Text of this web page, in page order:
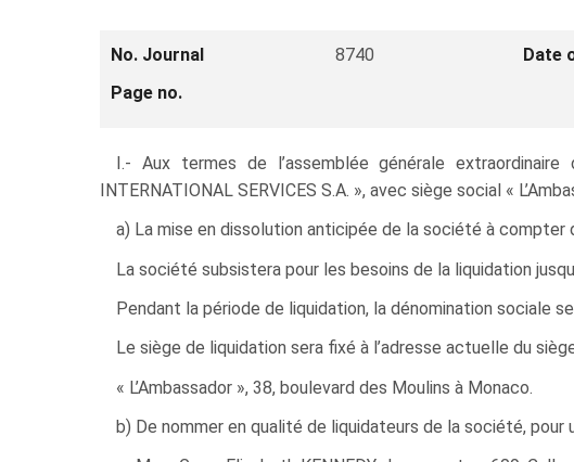
No. Journal 8740 Date
Page no.
I.- Aux termes de l’assemblée générale
INTERNATIONAL SERVICES S.A. », avec siège social «
a) La mise en dissolution anticipée de la société à compter
La société subsistera pour les besoins de la liquidation
Pendant la période de liquidation, la dénomination sociale
Le siège de liquidation sera fixé à l’adresse actuelle du
« L’Ambassador », 38, boulevard des Moulins à Monaco.
b) De nommer en qualité de liquidateurs de la société, pour